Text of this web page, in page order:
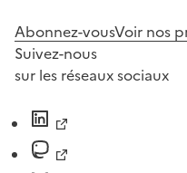
Abonnez-vousVoir nos
Suivez-nous
sur les réseaux sociaux